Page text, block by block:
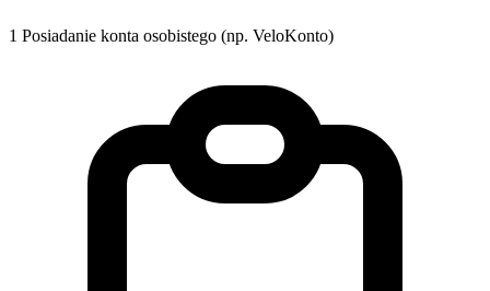
1 Posiadanie konta osobistego (np. VeloKonto)